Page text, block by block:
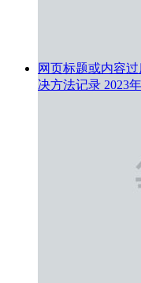
网页标题或内容
决方法记录 2023